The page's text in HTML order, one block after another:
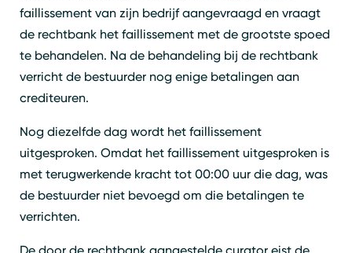
faillissement van zijn bedrijf aangevraagd en vraagt
de rechtbank het faillissement met de grootste spoed
te behandelen. Na de behandeling bij de rechtbank
verricht de bestuurder nog enige betalingen aan
crediteuren.
Nog diezelfde dag wordt het faillissement
uitgesproken. Omdat het faillissement uitgesproken is
met terugwerkende kracht tot 00:00 uur die dag, was
de bestuurder niet bevoegd om die betalingen te
verrichten.